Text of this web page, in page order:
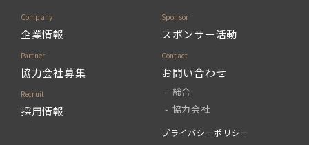
企業情報
協力会社募集
採用情報
スポンサー活動
お問い合わせ
総合
協力会社
プライバシーポリシー